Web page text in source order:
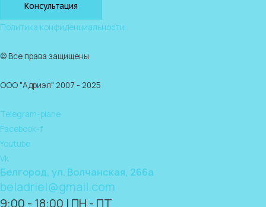
Консультация
Политика конфиденциальности
© Все права защищены
ООО "Адриэл" 2007 - 2025
Telegram-plane
Facebook-f
Youtube
Vk
Белгород, ул. Волчанская, 266а
beladriel@gmail.com
9:00 - 18:00 | ПН - ПТ